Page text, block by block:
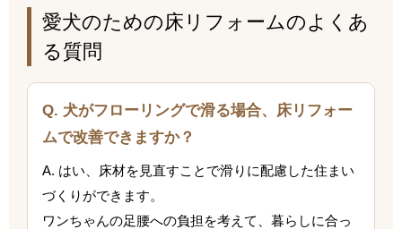
愛犬のための床リフォームのよくあ
る質問
Q. 犬がフローリングで滑る場合、床リフォー
ムで改善できますか？
A. はい、床材を見直すことで滑りに配慮した住まい
づくりができます。
ワンちゃんの足腰への負担を考えて、暮らしに合っ